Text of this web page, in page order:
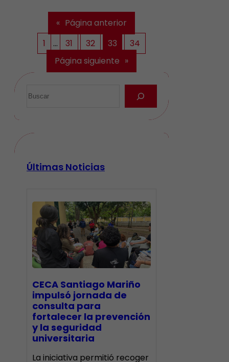
« Página anterior
1
… 31 32 33
34
Página siguiente »
Últimas Noticias
CECA Santiago Mariño
impulsó jornada de
consulta para
fortalecer la prevención
y la seguridad
universitaria
La iniciativa permitió recoger